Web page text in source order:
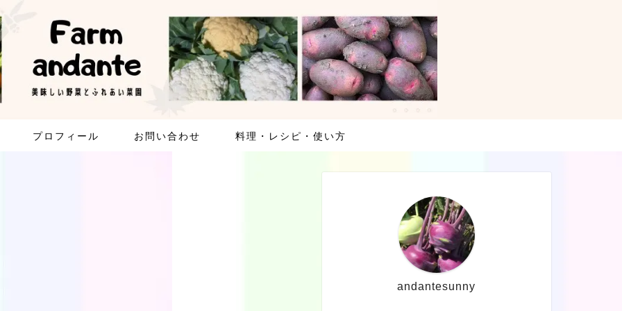
プロフィール お問い合わせ 料理・レシピ・使い方
andantesunny